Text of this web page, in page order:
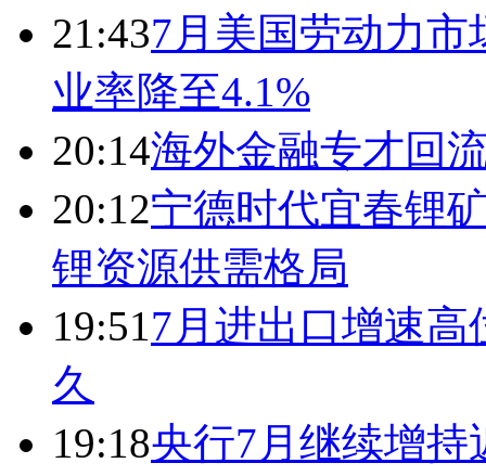
21:437月美国劳动力市
业率降至4.1%
20:14海外金融专才回
20:12宁德时代宜春锂
锂资源供需格局
19:517月进出口增速
久
19:18央行7月继续增持